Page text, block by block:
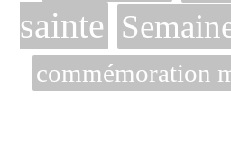
sainte
commémoration